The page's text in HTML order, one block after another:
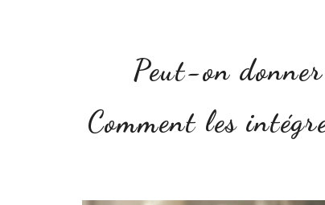
Peut-on
Comment les